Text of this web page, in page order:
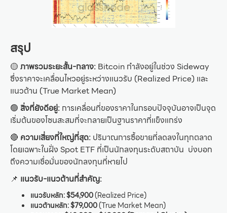
สรุป
🟡 ภาพรวมระยะสั้น-กลาง: Bitcoin กำลังอยู่ในช่วง Sideway
ซึ่งราคาจะเคลื่อนไหวอยู่ระหว่างแนวรับ (Realized Price) และ
แนวต้าน (True Market Mean)
🟢 สิ่งที่ยังดีอยู่: การเคลื่อนที่ของราคาในกรอบปัจจุบันอาจเป็นจุด
เริ่มต้นของโซนสะสมที่จะกลายเป็นฐานราคาที่แข็งแกร่ง
🔴 ความเสี่ยงที่ใหญ่ที่สุด: ปริมาณการซื้อขายที่ลดลงในทุกตลาด
โดยเฉพาะในฝั่ง Spot ETF ที่เป็นนักลงทุนระดับสถาบัน บ่งบอก
ถึงความเชื่อมั่นของนักลงทุนที่หายไป
📌 แนวรับ-แนวต้านที่สำคัญ:
แนวรับหลัก:$54,900(Realized Price)
แนวต้านหลัก:$79,000(True Market Mean)